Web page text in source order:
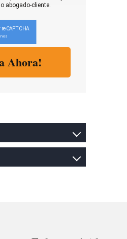
abogado-cliente.